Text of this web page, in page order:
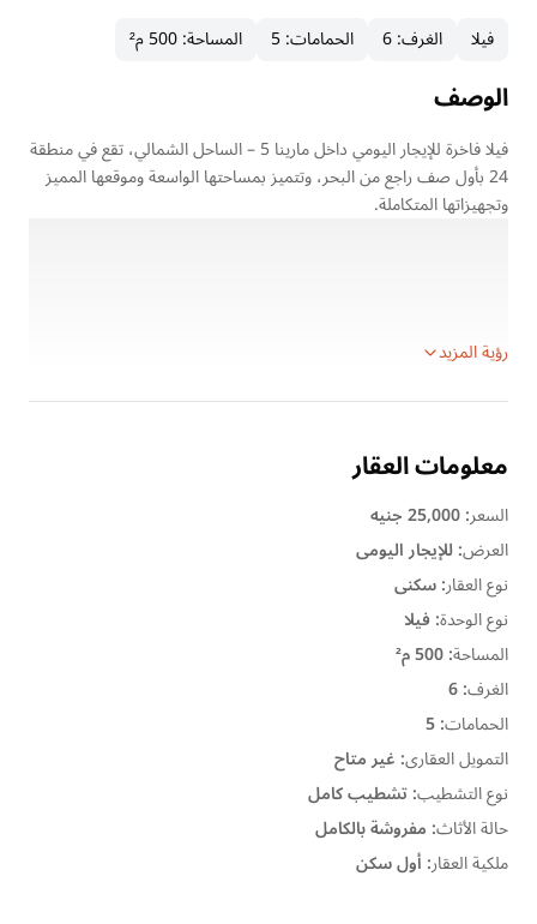
فيلا الغرف:
6 الحمامات:
5 المساحة:500 م²
الوصف
فيلا فاخرة للإيجار اليومي داخل مارينا 5 – الساحل الشمالي، تقع في منطقة
24 بأول صف راجع من البحر، وتتميز بمساحتها الواسعة وموقعها المميز
وتجهيزاتها المتكاملة.
رؤية المزيد
معلومات العقار
السعر:25,000 جنيه
العرض:للإيجار اليومى
نوع العقار:سكنى
نوع الوحدة:فيلا
المساحة:500 م²
الغرف:
6
الحمامات:
5
التمويل العقارى: غير متاح
نوع التشطيب:تشطيب كامل
حالة الأثاث: مفروشة بالكامل
ملكية العقار: أول سكن